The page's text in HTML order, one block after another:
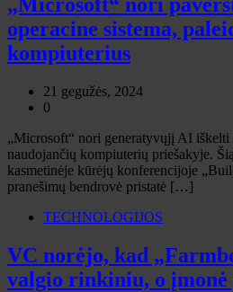
operacine sistema,
kompiuterius
21 gegužės, 2024
0
„Microsoft“ nori generatyvųjį AI iškelti
naudojančių kompiuterių priešakyje.
kasmetinėje kūrėjų konferencijoje
pranešimų bendrovė pristatė […]
TECHNOLOGIJOS
VC norėjo, kad
valgio rinkiniu, o